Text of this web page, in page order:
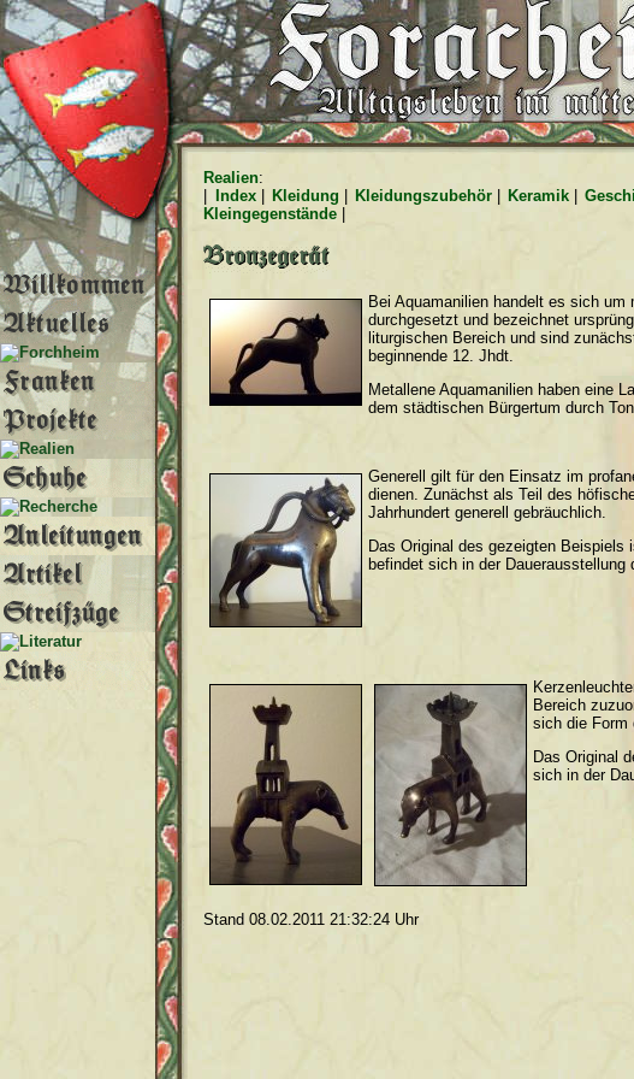
Realien:
Index Kleidung Kleidungszubehör Keramik
Kleingegenstände
Bei Aquamanilien handelt es sich
durchgesetzt und bezeichnet
liturgischen Bereich und sind
beginnende 12. Jhdt.
Metallene Aquamanilien haben eine
dem städtischen Bürgertum durch
Generell gilt für den Einsatz im
dienen. Zunächst als Teil des
Jahrhundert generell gebräuchlich.
Das Original des gezeigten
befindet sich in der
Bereich
sich die Form
Das Original
sich in der
Stand 08.02.2011 21:32:24 Uhr